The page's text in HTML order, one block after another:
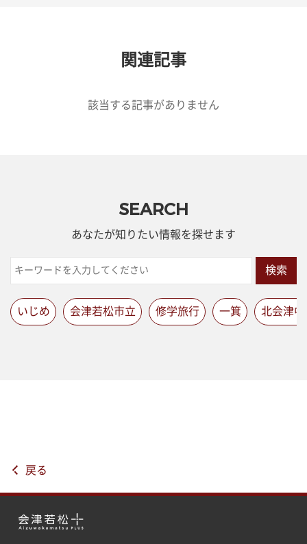
関連記事
該当する記事がありません
SEARCH
あなたが知りたい情報を探せます
検索
いじめ 会津若松市立 修学旅行 一箕 北会津中
戻る